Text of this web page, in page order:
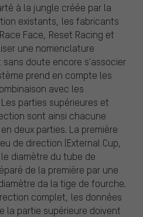
à la jungle créée par la
existants, les fabricants
Face, Reset Racing et
une nomenclature
doute encore s'associer
prend en compte les
avec les
parties supérieures et
sont ainsi chacune
deux parties. La première
de direction (External Cup,
diamètre du tube de
de la première par une
da la tige de fourche.
complet, les données
la partie supérieure doivent